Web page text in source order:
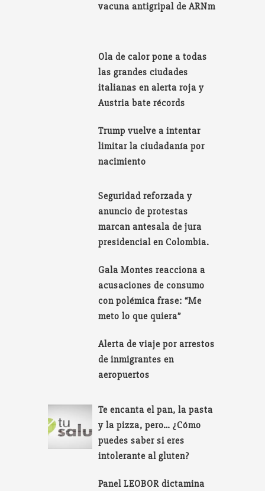
vacuna antigripal de ARNm
Ola de calor pone a todas
las grandes ciudades
italianas en alerta roja y
Austria bate récords
Trump vuelve a intentar
limitar la ciudadanía por
nacimiento
Seguridad reforzada y
anuncio de protestas
marcan antesala de jura
presidencial en Colombia.
Gala Montes reacciona a
acusaciones de consumo
con polémica frase: “Me
meto lo que quiera”
Alerta de viaje por arrestos
de inmigrantes en
aeropuertos
Te encanta el pan, la pasta
y la pizza, pero… ¿Cómo
puedes saber si eres
intolerante al gluten?
Panel LEOBOR dictamina